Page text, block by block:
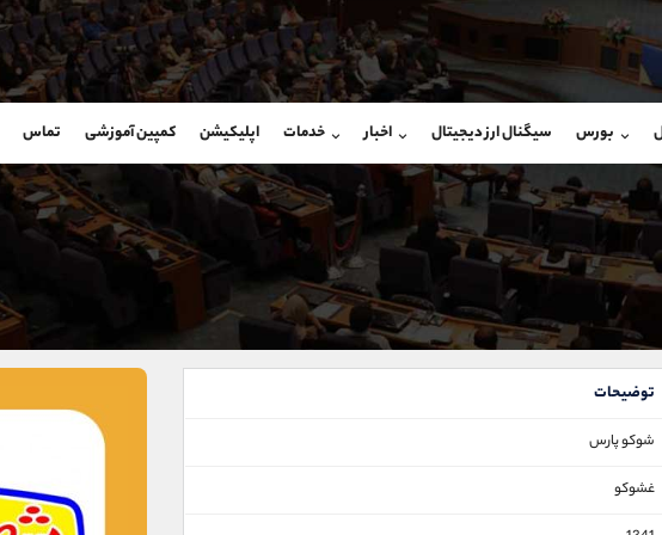
بورس سیگنال ارز دیجیتال اخبار خدمات اپلیکیشن کمپین آموزشی تماس
توضیحات
شوكو پارس
غشوکو
شروع گفتگو
@Armteam_admin_33
118
شروع گفتگو
@Armteam_admin_por
داخلی 107
واتساپ
تلگرام